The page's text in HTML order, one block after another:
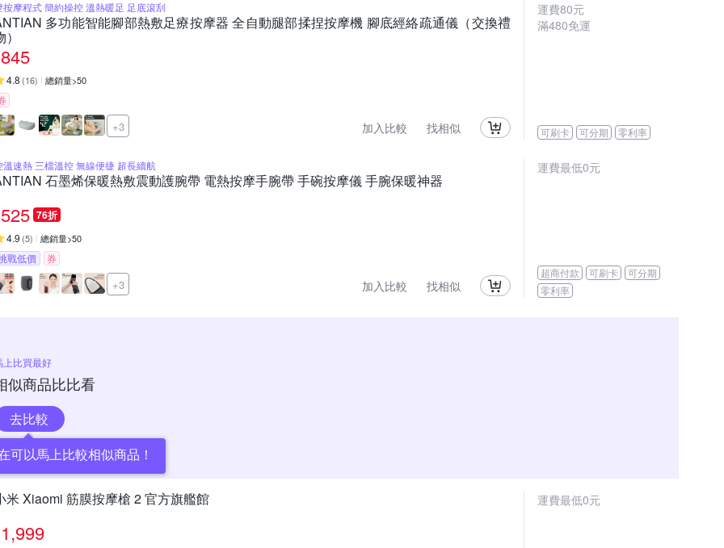
按摩程式 簡約操控 溫熱暖足 足底滾刮
多功能智能腳部熱敷足療按摩器 全自動腿部揉捏按摩機 腳底經絡疏通儀（交換禮
845
4.8 (16) 總銷量>50
+3 加入比較 找相似
運費80元
滿480免運
可刷卡 可分期 零利率
溫速熱 三檔溫控 無線便捷 超長續航
石墨烯保暖熱敷震動護腕帶 電熱按摩手腕帶 手碗按摩儀 手腕保暖神器
525 76折
4.9 (5) 總銷量>50
戰低價 券
+3 加入比較 找相似
運費最低0元
超商付款 可刷卡
可分期
零利率
上比買最好
似商品比比看
去比較
可以馬上比較相似商品！
米 Xiaomi 筋膜按摩槍 2 官方旗艦館
1,999
運費最低0元